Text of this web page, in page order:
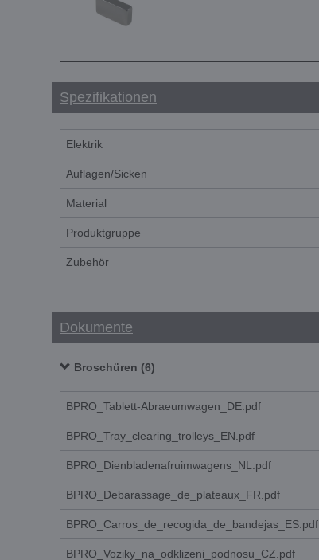
Spezifikationen
Elektrik
Auflagen/Sicken
Material
Produktgruppe
Zubehör
Dokumente
Broschüren (6)
BPRO_Tablett-Abraeumwagen_DE.pdf
BPRO_Tray_clearing_trolleys_EN.pdf
BPRO_Dienbladenafruimwagens_NL.pdf
BPRO_Debarassage_de_plateaux_FR.pdf
BPRO_Carros_de_recogida_de_bandejas_ES.pdf
BPRO_Voziky_na_odklizeni_podnosu_CZ.pdf